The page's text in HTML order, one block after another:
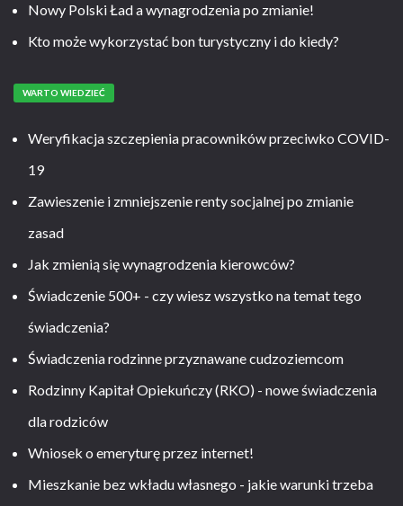
Nowy Polski Ład a wynagrodzenia po zmianie!
Kto może wykorzystać bon turystyczny i do kiedy?
WARTO WIEDZIEĆ
Weryfikacja szczepienia pracowników przeciwko COVID-
19
Zawieszenie i zmniejszenie renty socjalnej po zmianie
zasad
Jak zmienią się wynagrodzenia kierowców?
Świadczenie 500+ - czy wiesz wszystko na temat tego
świadczenia?
Świadczenia rodzinne przyznawane cudzoziemcom
Rodzinny Kapitał Opiekuńczy (RKO) - nowe świadczenia
dla rodziców
Wniosek o emeryturę przez internet!
Mieszkanie bez wkładu własnego - jakie warunki trzeba